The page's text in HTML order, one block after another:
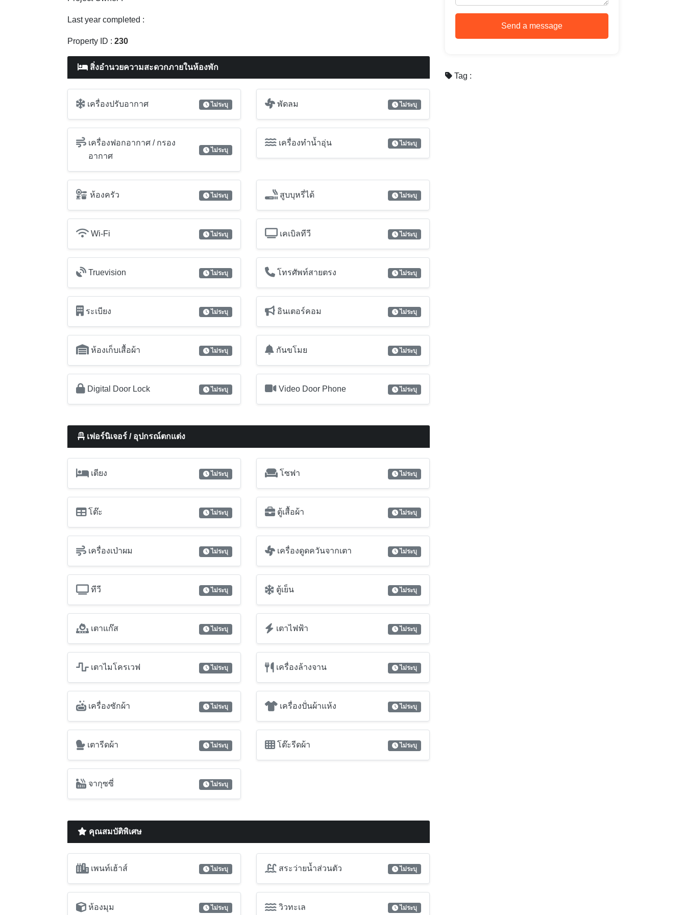
เครื่องฟอกอากาศ / กรอง
อากาศ
ไม่ระบุ
ห้องครัว ไม่ระบุ สูบบุหรี่ได้ ไม่ระบุ
Wi-Fi เคเบิลทีวี ไม่ระบุ
Truevision ไม่ระบุ โทรศัพท์สายตรง ไม่ระบุ
ระเบียง ไม่ระบุ อินเตอร์คอม ไม่ระบุ
ห้องเก็บเสื้อผ้า ไม่ระบุ กันขโมย ไม่ระบุ
Digital Door Lock ไม่ระบุ Video Door Phone ไม่ระบุ
เฟอร์นิเจอร์ / อุปกรณ์ตกแต่ง
เครื่องเป่าผม ไม่ระบุ เครื่องดูดควันจากเตา ไม่ระบุ
ทีวี ไม่ระบุ ตู้เย็น ไม่ระบุ
เตาแก๊ส ไม่ระบุ เตาไฟฟ้า ไม่ระบุ
เตาไมโครเวฟ ไม่ระบุ เครื่องล้างจาน ไม่ระบุ
เครื่องซักผ้า ไม่ระบุ เครื่องปั่นผ้าแห้ง ไม่ระบุ
เตารีดผ้า ไม่ระบุ โต๊ะรีดผ้า ไม่ระบุ
จากุซซี่ ไม่ระบุ
วิวเมือง ไม่ระบุ วิวภูเขา ไม่ระบุ
วิวสวนธรรมชาติ ไม่ระบุ มีชั้นใต้ดิน ไม่ระบุ